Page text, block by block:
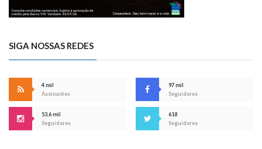
SIGA NOSSAS REDES
4 mil
Assinantes
97 mil
Seguidores
53,6 mil
Seguidores
618
Seguidores